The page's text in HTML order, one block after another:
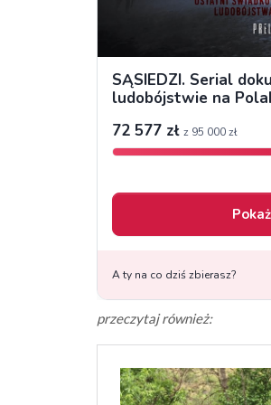
przeczytaj również: